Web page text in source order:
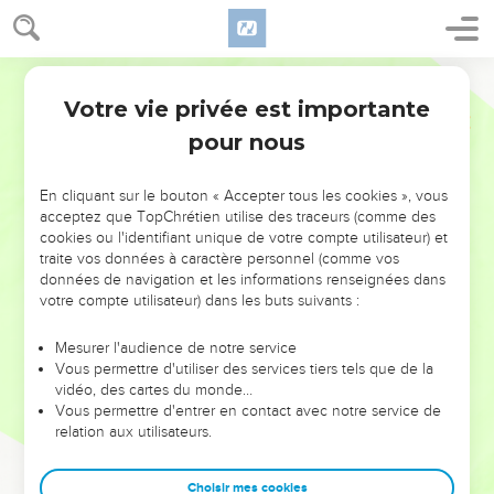
NE MANQUEZ PAS L’ÉVÉNEMENT
DE L’ANNÉE !
ET SI LEURS ERREURS POUVAIENT VOUS ÉVITER LES
VOTRES ?
leur foi ou leur vision. Mais on voit moins les doutes, les erreurs
et les saisons difficiles qu'ils ont traversés, alors même que ce
sont elles qui les ont façonnés.
Dans cette conférence, leaders, entrepreneurs, et responsables
clés pour avancer avec plus de sagesse afin que leurs erreurs
Votre vie privée est importante
pour nous
En cliquant sur le bouton « Accepter tous les cookies », vous
acceptez que TopChrétien utilise des traceurs (comme des
cookies ou l'identifiant unique de votre compte utilisateur) et
traite vos données à caractère personnel (comme vos
données de navigation et les informations renseignées dans
votre compte utilisateur) dans les buts suivants :
Mesurer l'audience de notre service
Vous permettre d'utiliser des services tiers tels que de la
vidéo, des cartes du monde…
Vous permettre d'entrer en contact avec notre service de
relation aux utilisateurs.
Choisir mes cookies